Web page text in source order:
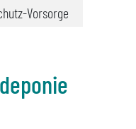
Vorsorge